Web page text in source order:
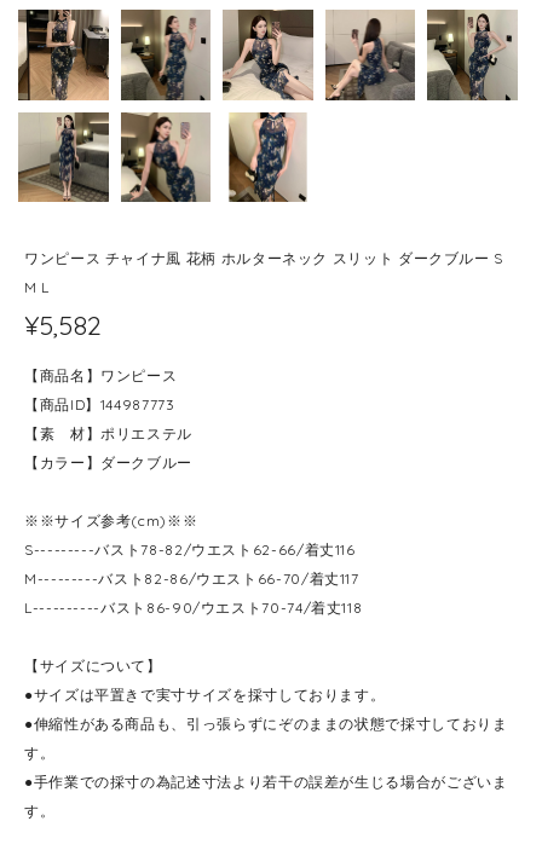
ワンピース チャイナ風 花柄 ホルターネック スリット ダークブルー S
M L
¥5,582
【商品名】ワンピース
【商品ID】144987773
【素 材】ポリエステル
【カラー】ダークブルー
※※サイズ参考(cm)※※
S---------バスト78-82/ウエスト62-66/着丈116
M---------バスト82-86/ウエスト66-70/着丈117
L----------バスト86-90/ウエスト70-74/着丈118
【サイズについて】
●サイズは平置きで実寸サイズを採寸しております。
●伸縮性がある商品も、引っ張らずにぞのままの状態で採寸しておりま
す。
●手作業での採寸の為記述寸法より若干の誤差が生じる場合がございま
す。